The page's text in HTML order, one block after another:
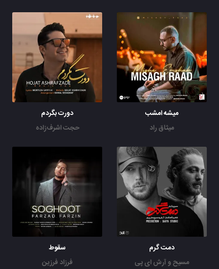
میشه امشب
میثاق راد
دورت بگردم
حجت اشرف‌زاده
دمت گرم
مسیح و آرش ای پی
سقوط
فرزاد فرزین